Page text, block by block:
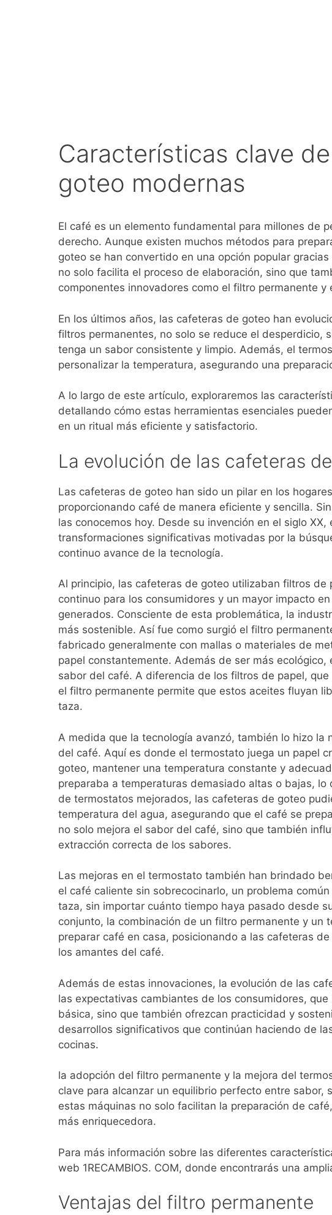
Características clave
goteo modernas
El café es un elemento fundamental para millones de
derecho. Aunque existen muchos métodos para
goteo se han convertido en una opción popular
no solo facilita el proceso de elaboración, sino que
componentes innovadores como el filtro permanente
En los últimos años, las cafeteras de goteo han
filtros permanentes, no solo se reduce el desperdicio,
tenga un sabor consistente y limpio. Además, el
personalizar la temperatura, asegurando una
A lo largo de este artículo, exploraremos las
detallando cómo estas herramientas esenciales
en un ritual más eficiente y satisfactorio.
La evolución de las cafeteras
Las cafeteras de goteo han sido un pilar en los
proporcionando café de manera eficiente y sencilla.
las conocemos hoy. Desde su invención en el siglo
transformaciones significativas motivadas por la
continuo avance de la tecnología.
Al principio, las cafeteras de goteo utilizaban filtros
continuo para los consumidores y un mayor impacto
generados. Consciente de esta problemática, la
más sostenible. Así fue como surgió el filtro
fabricado generalmente con mallas o materiales de
papel constantemente. Además de ser más
sabor del café. A diferencia de los filtros de papel,
el filtro permanente permite que estos aceites fluyan
taza.
A medida que la tecnología avanzó, también lo hizo
del café. Aquí es donde el termostato juega un papel
goteo, mantener una temperatura constante y
preparaba a temperaturas demasiado altas o bajas,
de termostatos mejorados, las cafeteras de goteo
temperatura del agua, asegurando que el café se
no solo mejora el sabor del café, sino que también
extracción correcta de los sabores.
Las mejoras en el termostato también han brindado
el café caliente sin sobrecocinarlo, un problema
taza, sin importar cuánto tiempo haya pasado desde
conjunto, la combinación de un filtro permanente y
preparar café en casa, posicionando a las cafeteras
los amantes del café.
Además de estas innovaciones, la evolución de las
las expectativas cambiantes de los consumidores,
básica, sino que también ofrezcan practicidad y
desarrollos significativos que continúan haciendo de
cocinas.
la adopción del filtro permanente y la mejora del
clave para alcanzar un equilibrio perfecto entre
estas máquinas no solo facilitan la preparación de
más enriquecedora.
Para más información sobre las diferentes
web 1RECAMBIOS. COM, donde encontrarás una
Ventajas del filtro permanente